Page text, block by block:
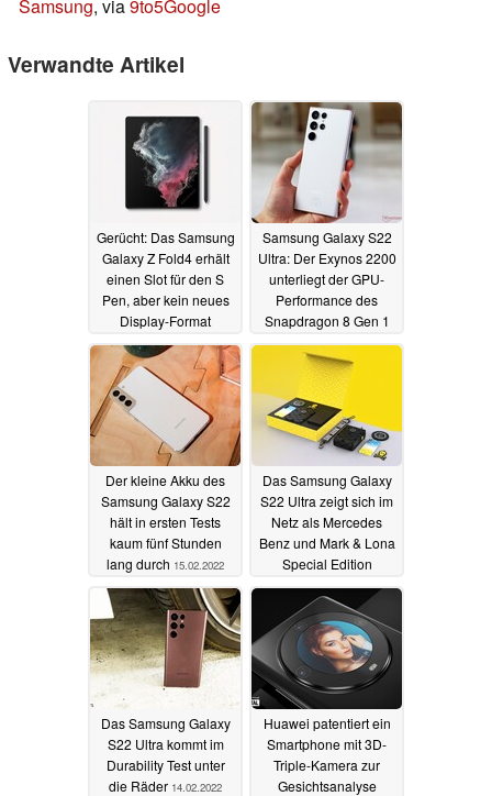
Samsung, via9to5Google
Verwandte Artikel
Gerücht: Das Samsung
Galaxy Z Fold4 erhält
einen Slot für den S
Pen, aber kein neues
Display-Format
15.02.2022
Samsung Galaxy S22
Ultra: Der Exynos 2200
unterliegt der GPU-
Performance des
Snapdragon 8 Gen 1
deutlich15.02.2022
Der kleine Akku des
Samsung Galaxy S22
hält in ersten Tests
kaum fünf Stunden
lang durch 15.02.2022
Das Samsung Galaxy
S22 Ultra zeigt sich im
Netz als Mercedes
Benz und Mark & Lona
Special Edition
14.02.2022
Das Samsung Galaxy
S22 Ultra kommt im
Durability Test unter
die Räder 14.02.2022
Huawei patentiert ein
Smartphone mit 3D-
Triple-Kamera zur
Gesichtsanalyse